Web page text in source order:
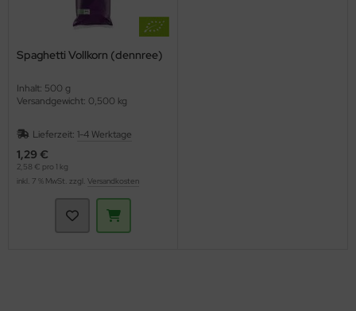
Spaghetti Vollkorn (dennree)
Inhalt: 500 g
Versandgewicht: 0,500 kg
Lieferzeit: 1-4 Werktage
1,29 €
2,58 € pro 1 kg
inkl. 7 % MwSt. zzgl. Versandkosten